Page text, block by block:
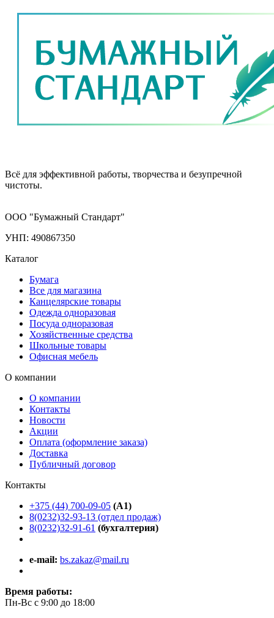
Всё для эффективной работы, творчества и безупречной
чистоты.
ООО "Бумажный Стандарт"
УНП: 490867350
Каталог
Бумага
Все для магазина
Канцелярские товары
Одежда одноразовая
Посуда одноразовая
Хозяйственные средства
Школьные товары
Офисная мебель
О компании
О компании
Контакты
Новости
Акции
Оплата (оформление заказа)
Доставка
Публичный договор
Контакты
+375 (44) 700-09-05 (A1)
8(0232)32-93-13 (отдел продаж)
8(0232)32-91-61 (бухгалтерия)
e-mail: bs.zakaz@mail.ru
Время работы:
Пн-Вс с 9:00 до 18:00